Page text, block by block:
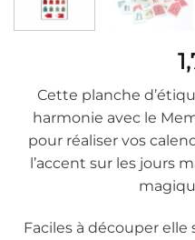
Cette planche
harmonie avec le
pour réaliser vos
l’accent sur les jours
Faciles à découper